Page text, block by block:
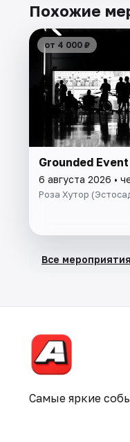
Похожие
от 4 000 ₽
Grounded Event
6 августа 2026 •
Роза Хутор
Все
Самые яркие